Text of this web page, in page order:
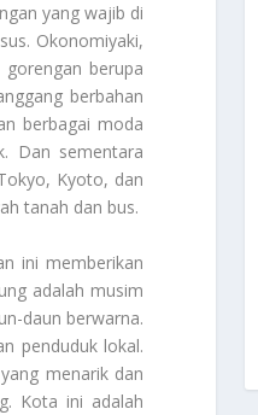
yang wajib di
Okonomiyaki,
berupa
berbahan
berbagai moda
Dan sementara
Kyoto, dan
tanah dan bus.
ini memberikan
adalah musim
daun berwarna.
penduduk lokal.
menarik dan
Kota ini adalah